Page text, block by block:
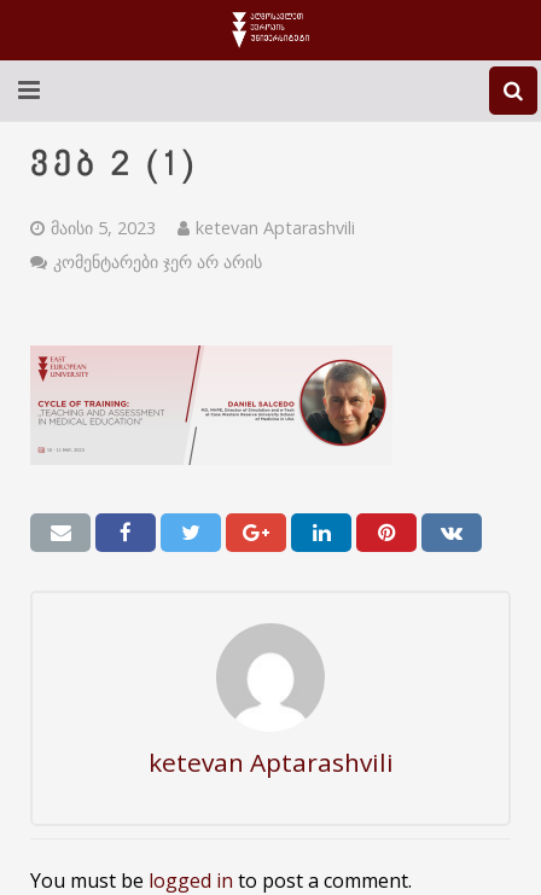
EEU-Ს ᲨᲔᲡᲐᲮᲔᲑ
ᲙᲕᲚᲔᲕᲐ
ᲑᲘᲑᲚᲘᲝᲗᲔᲙᲐ
ᲡᲢᲣᲓᲔᲜᲢᲣᲠᲘ ᲪᲮᲝᲕᲠᲔᲑᲐ
ვებ 2 (1)
მაისი 5, 2023
ketevan Aptarashvili
კომენტარები ჯერ არ არის
ketevan Aptarashvili
You must be logged in to post a comment.